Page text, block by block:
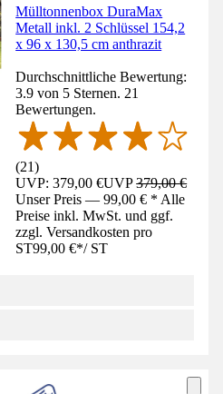
Mülltonnenbox DuraMax
Metall inkl. 2 Schlüssel 154,2
x 96 x 130,5 cm anthrazit
Durchschnittliche Bewertung:
3.9 von 5 Sternen. 21
Bewertungen.
(21)
UVP: 379,00 €UVP379,00 €
Unser Preis — 99,00 € * Alle
Preise inkl. MwSt. und ggf.
zzgl. Versandkosten pro
ST99,00 €*/ ST